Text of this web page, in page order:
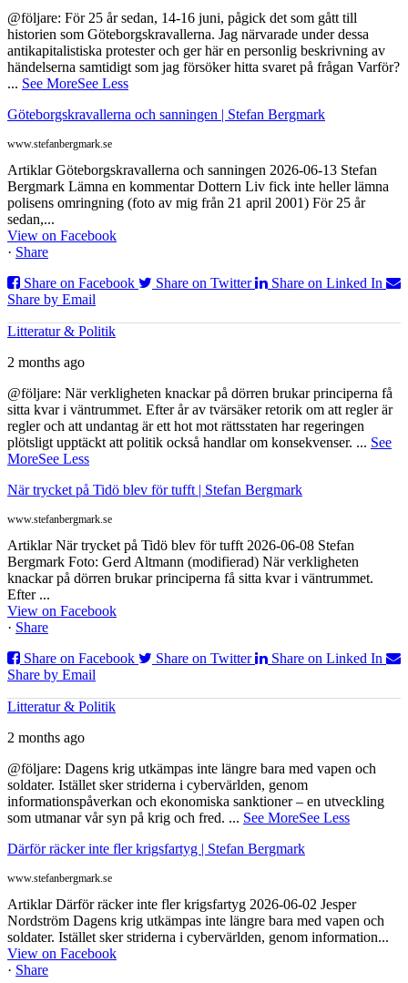
@följare: För 25 år sedan, 14-16 juni, pågick det som gått till
historien som Göteborgskravallerna. Jag närvarade under dessa
antikapitalistiska protester och ger här en personlig beskrivning av
händelserna samtidigt som jag försöker hitta svaret på frågan Varför?
... See MoreSee Less
Göteborgskravallerna och sanningen | Stefan Bergmark
www.stefanbergmark.se
Artiklar Göteborgskravallerna och sanningen 2026-06-13 Stefan
Bergmark Lämna en kommentar Dottern Liv fick inte heller lämna
polisens omringning (foto av mig från 21 april 2001) För 25 år
sedan,...
View on Facebook
· Share
Share on Facebook
Share on Twitter
Share on Linked In
Share by Email
Litteratur & Politik
2 months ago
@följare: När verkligheten knackar på dörren brukar principerna få
sitta kvar i väntrummet. Efter år av tvärsäker retorik om att regler är
regler och att undantag är ett hot mot rättsstaten har regeringen
plötsligt upptäckt att politik också handlar om konsekvenser. ... See
MoreSee Less
När trycket på Tidö blev för tufft | Stefan Bergmark
www.stefanbergmark.se
Artiklar När trycket på Tidö blev för tufft 2026-06-08 Stefan
Bergmark Foto: Gerd Altmann (modifierad) När verkligheten
knackar på dörren brukar principerna få sitta kvar i väntrummet.
Efter ...
View on Facebook
· Share
Share on Facebook
Share on Twitter
Share on Linked In
Share by Email
Litteratur & Politik
2 months ago
@följare: Dagens krig utkämpas inte längre bara med vapen och
soldater. Istället sker striderna i cybervärlden, genom
informationspåverkan och ekonomiska sanktioner – en utveckling
som utmanar vår syn på krig och fred. ... See MoreSee Less
Därför räcker inte fler krigsfartyg | Stefan Bergmark
www.stefanbergmark.se
Artiklar Därför räcker inte fler krigsfartyg 2026-06-02 Jesper
Nordström Dagens krig utkämpas inte längre bara med vapen och
soldater. Istället sker striderna i cybervärlden, genom information...
View on Facebook
· Share